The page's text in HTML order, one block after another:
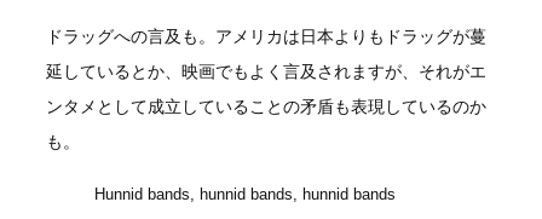
ドラッグへの言及も。アメリカは日本よりもドラッグが蔓
延しているとか、映画でもよく言及されますが、それがエ
ンタメとして成立していることの矛盾も表現しているのか
も。
Hunnid bands, hunnid bands, hunnid bands